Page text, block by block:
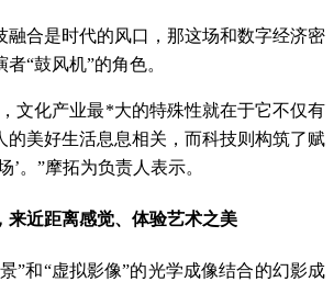
融合是时代的风口，那这场和数字经济密
“鼓风机”的角色。
文化产业最*大的特殊性就在于它不仅有
的美好生活息息相关，而科技则构筑了赋
’。”摩拓为负责人表示。
来近距离感觉、体验艺术之美
”和“虚拟影像”的光学成像结合的幻影成